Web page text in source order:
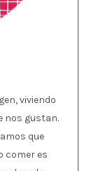
viviendo
nos gustan.
que
comer es